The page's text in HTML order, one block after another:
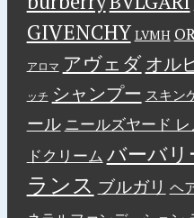
GIVENCHY LVMH
アロマ アヴェダ オル
ッチ シャンプー スキン
ール ニールズヤード
ドクリーム バーバリ
ランス ブルガリ ヘ